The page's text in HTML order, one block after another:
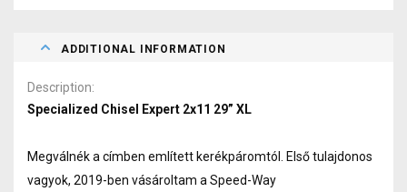
ADDITIONAL INFORMATION
Description
Specialized Chisel Expert 2x11 29” XL
Megválnék a címben említett kerékpáromtól. Első tulajdonos
vagyok, 2019-ben vásároltam a Speed-Way